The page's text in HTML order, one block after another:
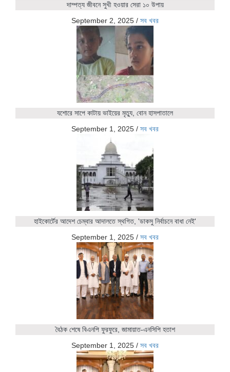
দাম্পত্য জীবনে সুখী হওয়ার সেরা ১০ উপায়
September 2, 2025 / সব খবর
যশোরে সাপে কাটায় ভাইয়ের মৃত্যু, বোন হাসপাতালে
September 1, 2025 / সব খবর
হাইকোর্টের আদেশ চেম্বার আদালতে স্থগিত, 'ডাকসু নির্বাচনে বাধা নেই'
September 1, 2025 / সব খবর
বৈঠক শেষে বিএনপি ফুরফুরে, জামায়াত-এনসিপি হতাশ
September 1, 2025 / সব খবর